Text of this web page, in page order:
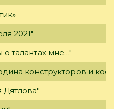
2021"
талантах мне…"
конструкторов и